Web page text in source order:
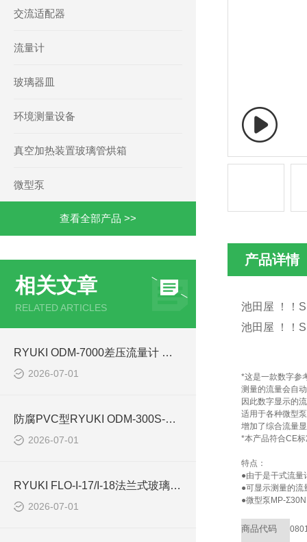
交流适配器
流量计
玻璃器皿
环境测量设备
真空加热装置玻璃管烘箱
微型泵
查看全部产品 >>
相关文章
RELATED ARTICLES
RYUKI ODM-7000差压流量计 化工循环油、冷却水管路配套方案
2026-07-01
防腐PVC型RYUKI ODM-300S-PVC差压流量计 化工酸碱废液管路流量监测解析
2026-07-01
RYUKI FLO-I-17/I-18法兰式玻璃转子流量计化工循环水系统应用
2026-07-01
产品详情
池田屋 ！！
池田屋 ！！
*这是一款数字参
测量的流量会自
因此数字显示的
适用于各种微型
增加了综合流量
*本产品符合CE标
特点：
●由于是干式流量
●可显示测量的流
●微型泵MP-
商品代码